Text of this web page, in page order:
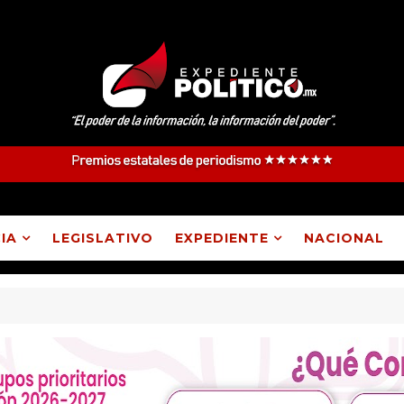
LEGISLATIVO EXPEDIENTE NACIONAL